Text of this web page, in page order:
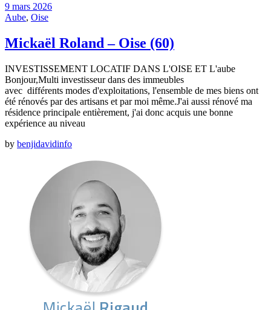
9 mars 2026
Aube, Oise
Mickaël Roland – Oise (60)
INVESTISSEMENT LOCATIF DANS L'OISE ET L'aube
Bonjour,Multi investisseur dans des immeubles
avec différents modes d'exploitations, l'ensemble de mes biens ont
été rénovés par des artisans et par moi même.J'ai aussi rénové ma
résidence principale entièrement, j'ai donc acquis une bonne
expérience au niveau
by benjidavidinfo